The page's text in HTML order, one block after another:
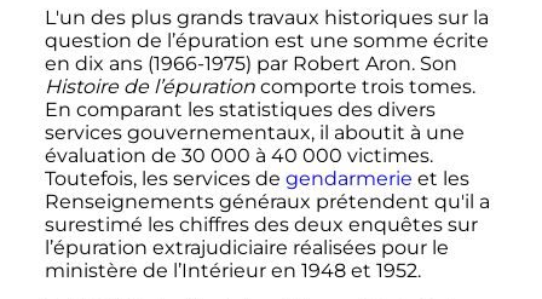
L'un des plus grands travaux historiques sur la
question de l’épuration est une somme écrite
en dix ans (1966-1975) par Robert Aron. Son
Histoire de l’épurationcomporte trois tomes.
En comparant les statistiques des divers
services gouvernementaux, il aboutit à une
évaluation de 30 000 à 40 000 victimes.
Toutefois, les services de gendarmerie et les
Renseignements généraux prétendent qu'il a
surestimé les chiffres des deux enquêtes sur
l’épuration extrajudiciaire réalisées pour le
ministère de l’Intérieur en 1948 et 1952.